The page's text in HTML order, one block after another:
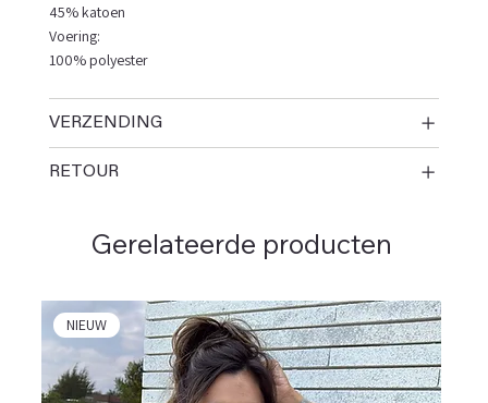
45% katoen
Voering:
100% polyester
VERZENDING
RETOUR
Gerelateerde producten
NIEUW